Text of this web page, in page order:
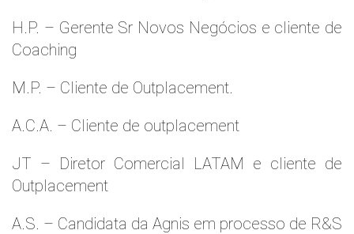
H.P. – Gerente Sr Novos Negócios e cliente de
Coaching
M.P. – Cliente de Outplacement.
A.C.A. – Cliente de outplacement
JT – Diretor Comercial LATAM e cliente de
Outplacement
A.S. – Candidata da Agnis em processo de R&S